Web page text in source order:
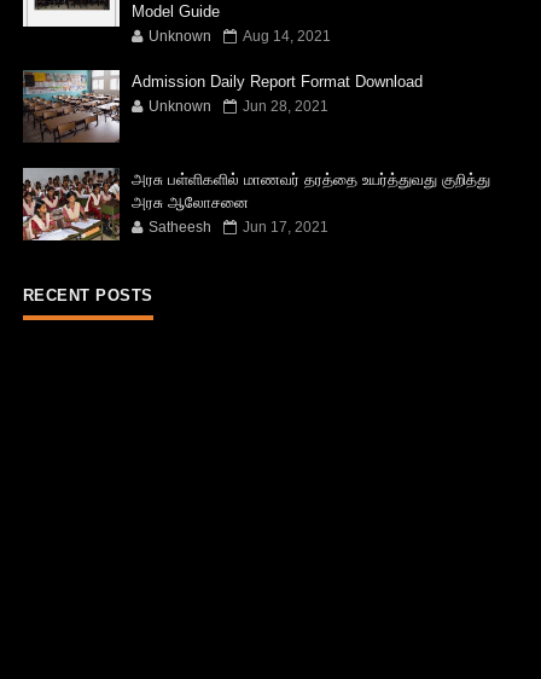
Model Guide
Unknown Aug 14, 2021
Admission Daily Report Format Download
Unknown Jun 28, 2021
அரசு பள்ளிகளில் மாணவர் தரத்தை உயர்த்துவது குறித்து
அரசு ஆலோசனை
Satheesh Jun 17, 2021
RECENT POSTS